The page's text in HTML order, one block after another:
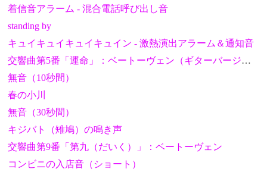
着信音アラーム - 混合電話呼び出し音
standing by
キュイキュイキュイキュイン - 激熱演出アラーム＆通知音
交響曲第5番「運命」：ベートーヴェン（ギターバージョン）
無音（10秒間）
春の小川
無音（30秒間）
キジバト（雉鳩）の鳴き声
交響曲第9番「第九（だいく）」：ベートーヴェン
コンビニの入店音（ショート）